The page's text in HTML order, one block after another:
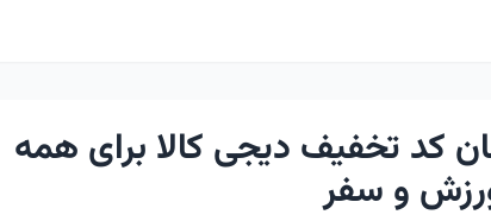
کد تخفیف دیجی کالا برای همه
ورزش و سفر